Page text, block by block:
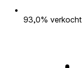
93,0% verkocht